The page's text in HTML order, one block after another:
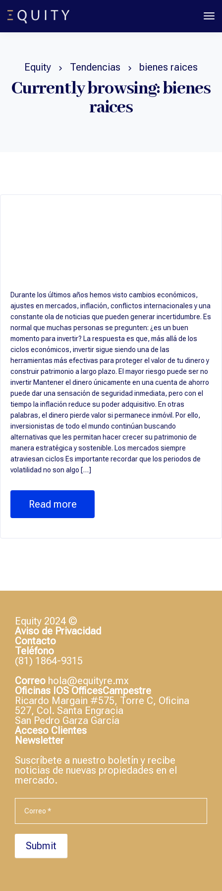
Equity Tendencias bienes raices
Currently browsing: bienes
raices
Durante los últimos años hemos visto cambios económicos,
ajustes en mercados, inflación, conflictos internacionales y una
constante ola de noticias que pueden generar incertidumbre. Es
normal que muchas personas se pregunten: ¿es un buen
momento para invertir? La respuesta es que, más allá de los
ciclos económicos, invertir sigue siendo una de las
herramientas más efectivas para proteger el valor de tu dinero y
construir patrimonio a largo plazo. El mayor riesgo puede ser no
invertir Mantener el dinero únicamente en una cuenta de ahorro
puede dar una sensación de seguridad inmediata, pero con el
tiempo la inflación reduce su poder adquisitivo. En otras
palabras, el dinero pierde valor si permanece inmóvil. Por ello,
inversionistas de todo el mundo continúan buscando
alternativas que les permitan hacer crecer su patrimonio de
manera estratégica y sostenible. Los mercados siempre
atraviesan ciclos Es importante recordar que los periodos de
volatilidad no son algo […]
Read more
Equity 2024 ©
Aviso de Privacidad
Contacto
Teléfono
(81) 1864-9315
Correo hola@equityre.mx
Oficinas IOS OfficesCampestre
Ricardo Margain #575, Torre C, Oficina
527, Col. Santa Engracia
San Pedro Garza García
Acceso Clientes
Newsletter
Suscríbete a nuestro boletín y recibe
noticias de nuevas propiedades en el
mercado.
Correo *
you
are
this
field
blank.
Submit